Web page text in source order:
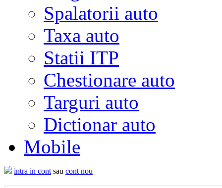
Spalatorii auto
Taxa auto
Statii ITP
Chestionare auto
Targuri auto
Dictionar auto
Mobile
intra in cont sau cont nou